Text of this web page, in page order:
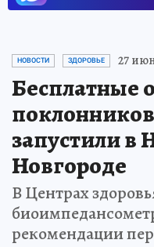
НОВОСТИ ЗДОРОВЬЕ 27
Бесплатные
запустили
Новгороде
В Центрах
рекомендации